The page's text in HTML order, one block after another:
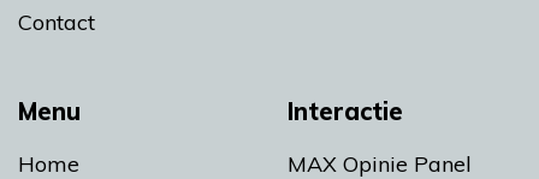
Menu
Home
Interactie
MAX Opinie Panel
Contact